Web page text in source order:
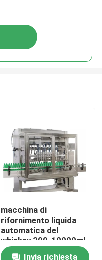
macchina di
rifornimento liquida
automatica del
whiskey 200-10000ml
per la piccola bottiglia
Invia richiesta